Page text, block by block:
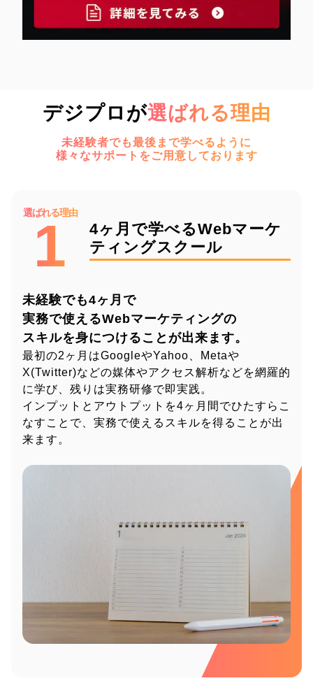
デジプロが選ばれる理由
未経験者でも最後まで学べるように
様々なサポートをご用意しております
選ばれる理由
1
4ヶ月で学べるWebマーケ
ティングスクール
未経験でも4ヶ月で
実務で使えるWebマーケティングの
スキルを身につけることが出来ます。
最初の2ヶ月はGoogleやYahoo、Metaや
X(Twitter)などの媒体やアクセス解析などを網羅的
に学び、残りは実務研修で即実践。
インプットとアウトプットを4ヶ月間でひたすらこ
なすことで、実務で使えるスキルを得ることが出
来ます。